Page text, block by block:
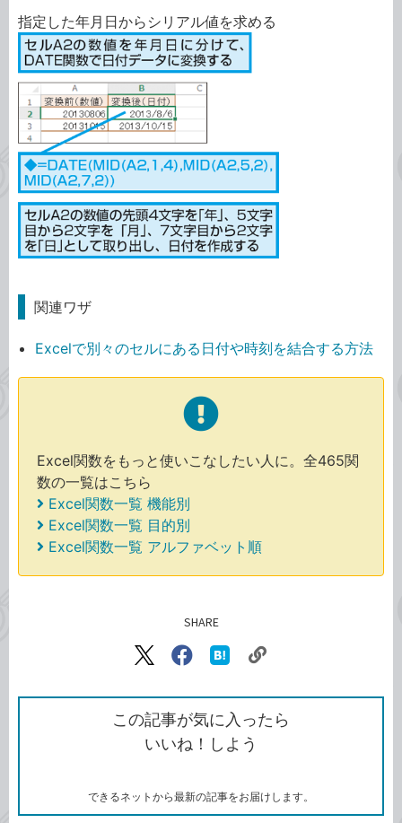
指定した年月日からシリアル値を求める
関連ワザ
Excelで別々のセルにある日付や時刻を結合する方法
Excel関数をもっと使いこなしたい人に。全465関
数の一覧はこちら
Excel関数一覧 機能別
Excel関数一覧 目的別
Excel関数一覧 アルファベット順
SHARE
X（旧
で
シ
ェ
ア
Facebook
シ
ェ
ア
な
ブ
ッ
ク
ク
ク
を
コ
この記事が気に入ったら
いいね！しよう
できるネットから最新の記事をお届けします。